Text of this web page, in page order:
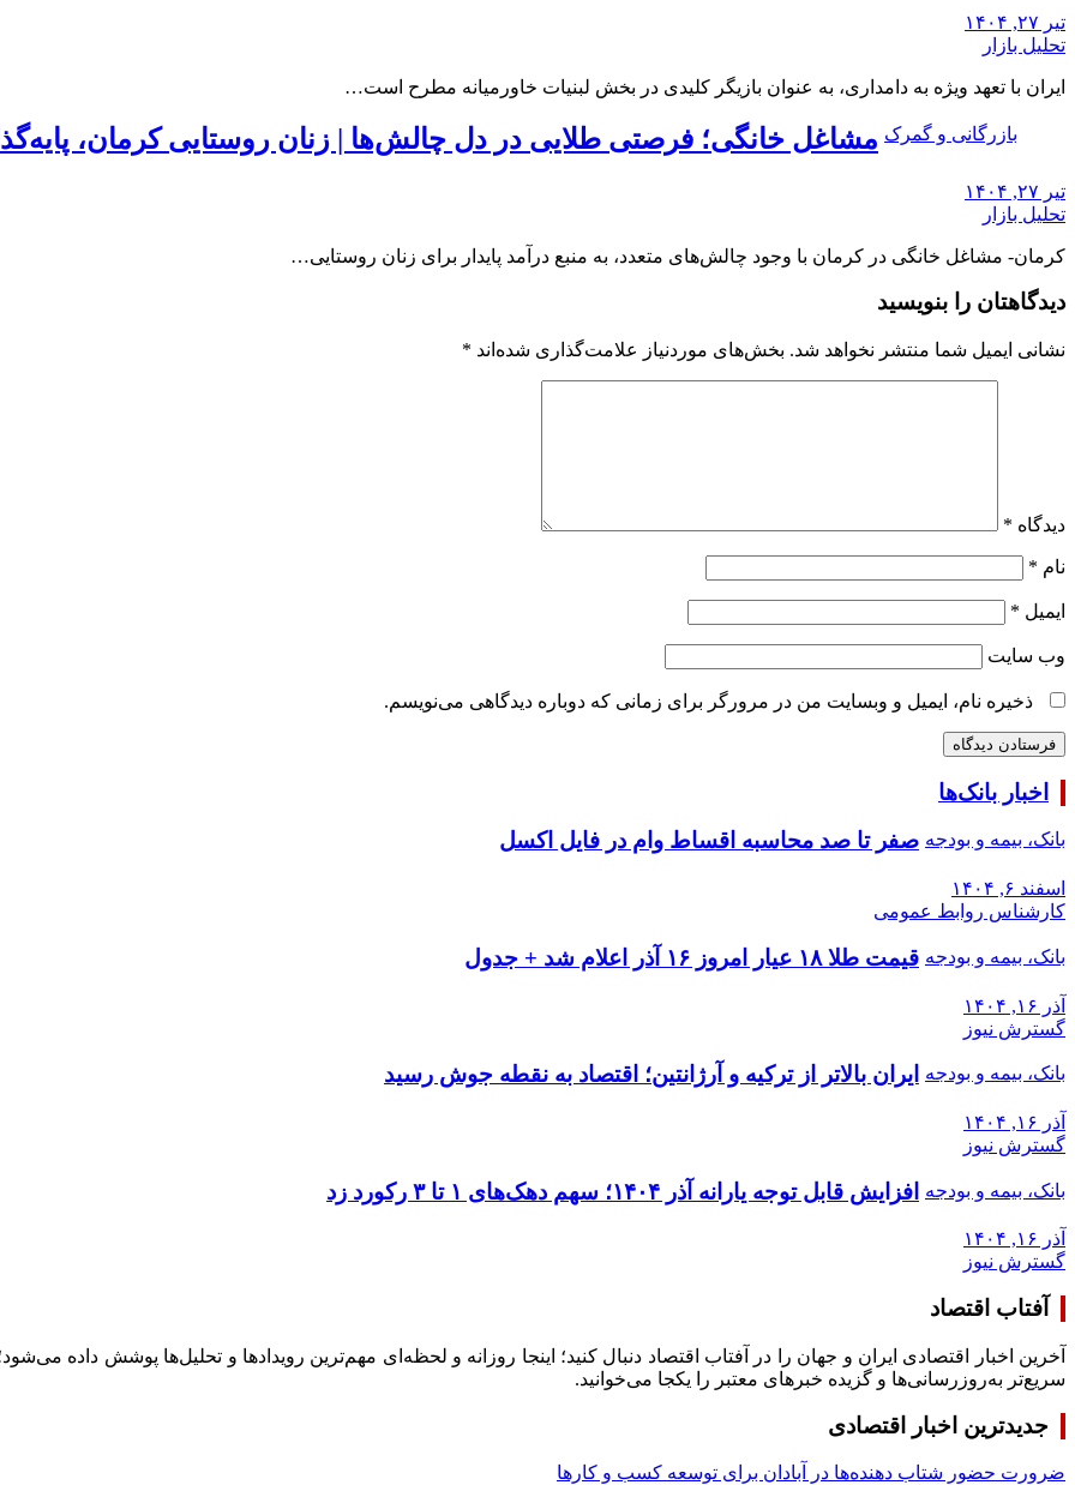
تیر ۲۷, ۱۴۰۴
تحلیل بازار
ایران با تعهد ویژه به دامداری، به عنوان بازیگر کلیدی در بخش لبنیات خاورمیانه مطرح است…
بازرگانی و گمرک مشاغل خانگی؛ فرصتی طلایی در دل چالش‌ها | زنان روستایی کرمان،
تیر ۲۷, ۱۴۰۴
تحلیل بازار
کرمان- مشاغل خانگی در کرمان با وجود چالش‌های متعدد، به منبع درآمد پایدار برای زنان روستایی…
دیدگاهتان را بنویسید
نشانی ایمیل شما منتشر نخواهد شد. بخش‌های موردنیاز علامت‌گذاری شده‌اند *
دیدگاه *
نام *
ایمیل *
وب‌ سایت
ذخیره نام، ایمیل و وبسایت من در مرورگر برای زمانی که دوباره دیدگاهی می‌نویسم.
اخبار بانک‌ها
بانک، بیمه و بودجه صفر تا صد محاسبه اقساط وام در فایل اکسل
اسفند ۶, ۱۴۰۴
کارشناس روابط عمومی
بانک، بیمه و بودجه قیمت طلا ۱۸ عیار امروز ۱۶ آذر اعلام شد + جدول
آذر ۱۶, ۱۴۰۴
گسترش نیوز
بانک، بیمه و بودجه ایران بالاتر از ترکیه و آرژانتین؛ اقتصاد به نقطه جوش رسید
آذر ۱۶, ۱۴۰۴
گسترش نیوز
بانک، بیمه و بودجه افزایش قابل توجه یارانه آذر ۱۴۰۴؛ سهم دهک‌های ۱ تا ۳ رکورد زد
آذر ۱۶, ۱۴۰۴
گسترش نیوز
آفتاب اقتصاد
آخرین اخبار اقتصادی ایران و جهان را در آفتاب اقتصاد دنبال کنید؛ اینجا روزانه و لحظه‌ای مهم‌ترین رویدادها و تحلیل‌ها پوشش داده
سریع‌تر به‌روزرسانی‌ها و گزیده خبرهای معتبر را یکجا می‌خوانید.
جدیدترین اخبار اقتصادی
ضرورت حضور شتاب ‌دهنده‌ها در آبادان برای توسعه کسب‌ و کارها